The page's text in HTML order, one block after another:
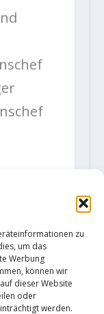
zu
um das
Werbung
können wir
dieser Website
oder
werden.